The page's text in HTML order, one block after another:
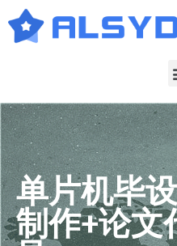
单片机毕
制作+论文